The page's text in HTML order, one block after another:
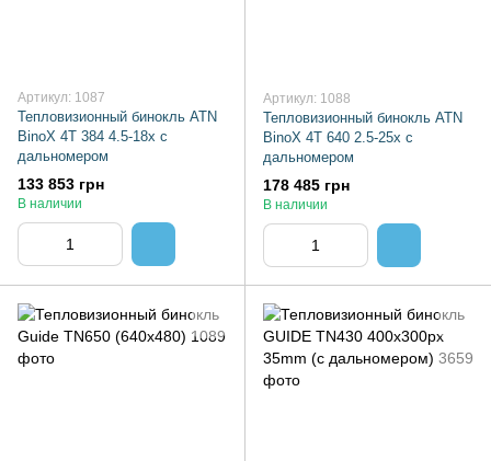
Артикул: 1087
Тепловизионный бинокль ATN
BinoX 4T 384 4.5-18x с
дальномером
133 853 грн
В наличии
Артикул: 1088
Тепловизионный бинокль ATN
BinoX 4T 640 2.5-25x с
дальномером
178 485 грн
В наличии